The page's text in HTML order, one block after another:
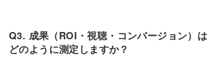
Q3. 成果（ROI・視聴・コンバージョン）は
どのように測定しますか？